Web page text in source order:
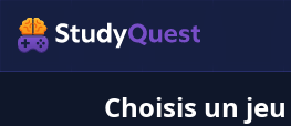
Choisis un